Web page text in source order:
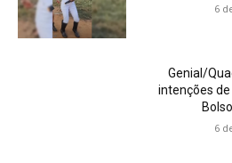
6
Genial/
intenções de
6